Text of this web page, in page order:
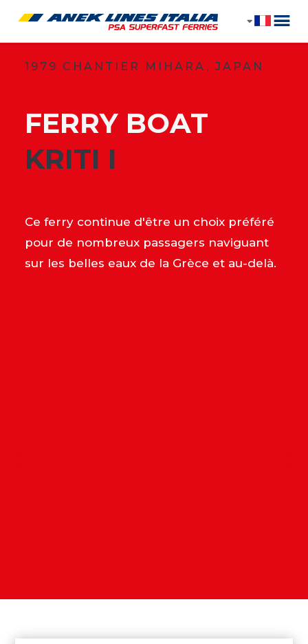
1979 CHANTIER MIHARA, JAPAN
FERRY BOAT
​KRITI I
Ce ferry continue d'être un choix préféré
pour de nombreux passagers naviguant
sur les belles eaux de la Grèce et au-delà.